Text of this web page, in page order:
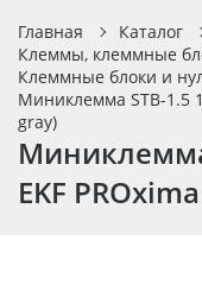
Главная Каталог
Клеммы, клеммные
Клеммные блоки и
Миниклемма STB-1.5
gray)
Миниклемма
EKF